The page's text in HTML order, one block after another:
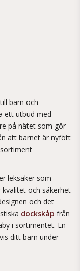
barn och
ett utbud med
på nätet som gör
att barnet är nyfött
leksaker som
kvalitet och säkerhet
och det
dockskåp från
i sortimentet. En
ditt barn under